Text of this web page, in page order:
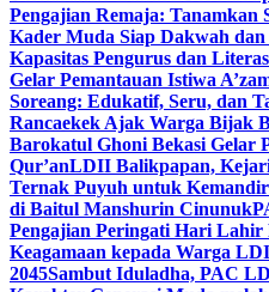
Pengajian Remaja: Tanamkan
Kader Muda Siap Dakwah dan
Kapasitas Pengurus dan
Gelar Pemantauan Istiwa
Soreang: Edukatif, Seru, dan
Rancaekek Ajak Warga Bijak
Barokatul Ghoni Bekasi Gelar
Qur’anLDII Balikpapan,
Ternak Puyuh untuk
di Baitul Manshurin Cinunuk
Pengajian Peringati Hari Lahir
Keagamaan kepada Warga
2045Sambut Iduladha, PAC